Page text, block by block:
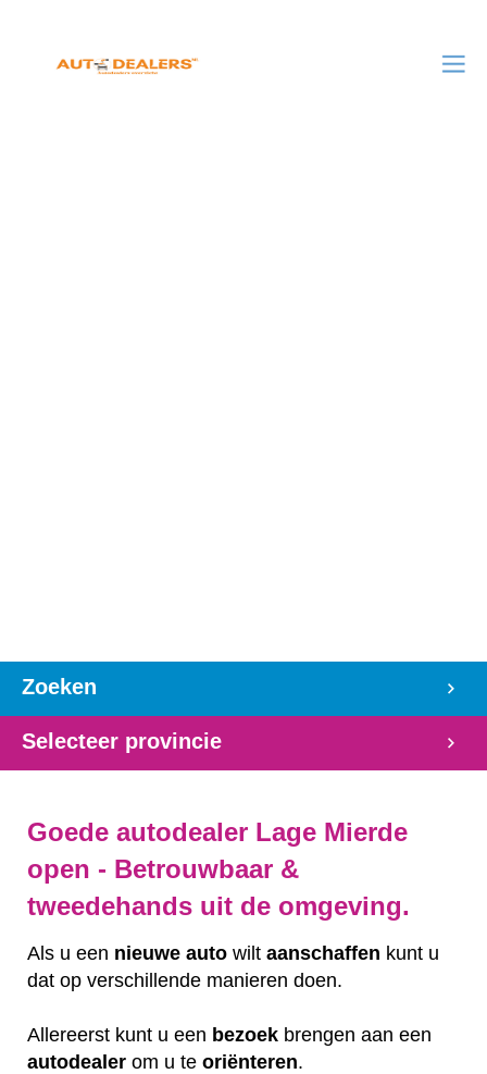
Zoeken
Selecteer provincie
Goede autodealer Lage Mierde
open - Betrouwbaar &
tweedehands uit de omgeving.
Als u een nieuwe auto wilt aanschaffen kunt u
dat op verschillende manieren doen.
Allereerst kunt u een bezoek brengen aan een
autodealer om u te oriënteren.